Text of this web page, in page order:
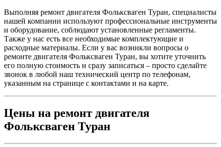
Выполняя ремонт двигателя Фольксваген Туран, специалисты
нашей компании используют профессиональные инструменты
и оборудование, соблюдают установленные регламенты.
Также у нас есть все необходимые комплектующие и
расходные материалы. Если у вас возникли вопросы о
ремонте двигателя Фольксваген Туран, вы хотите уточнить
его полную стоимость и сразу записаться – просто сделайте
звонок в любой наш технический центр по телефонам,
указанным на странице с контактами и на карте.
Цены на ремонт двигателя
Фольксваген Туран